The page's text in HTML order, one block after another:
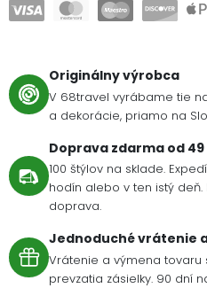
Originálny výrobca
V 68travel vyrábame tie
a dekorácie, priamo na
Doprava zdarma od
100 štýlov na sklade.
hodín alebo v ten istý
doprava.
Jednoduché vrátenie
Vrátenie a výmena tovaru
prevzatia zásielky. 90 dní